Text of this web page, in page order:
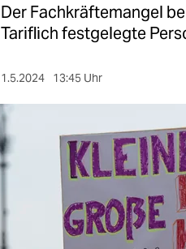
Der Fachkräftemangel
Tariflich festgelegte
1.5.2024 13:45 Uhr